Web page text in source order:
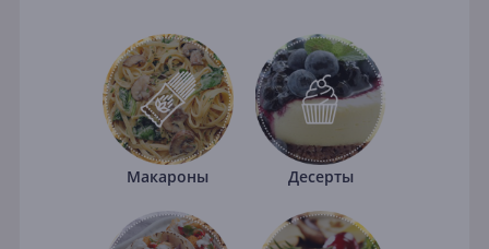
Макароны Десерты